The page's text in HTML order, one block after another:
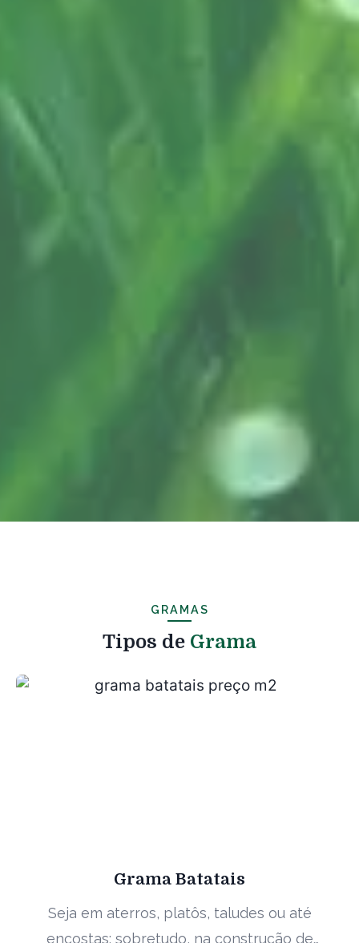
GRAMAS
Tipos de Grama
Grama Batatais
Seja em aterros, platôs, taludes ou até
encostas; sobretudo, na construção de